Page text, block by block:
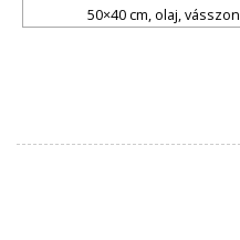
50×40 cm, olaj, vásszon